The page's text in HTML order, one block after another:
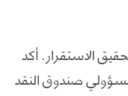
الاستقرار. أكد
صندوق النقد